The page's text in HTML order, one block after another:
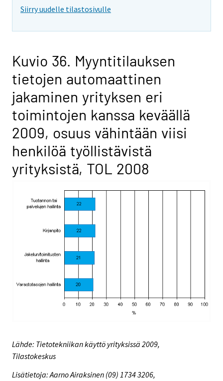
Siirry uudelle tilastosivulle
Kuvio 36. Myyntitilauksen
tietojen automaattinen
jakaminen yrityksen eri
toimintojen kanssa keväällä
2009, osuus vähintään viisi
henkilöä työllistävistä
yrityksistä, TOL 2008
Lähde: Tietotekniikan käyttö yrityksissä 2009,
Tilastokeskus
Lisätietoja: Aarno Airaksinen (09) 1734 3206,